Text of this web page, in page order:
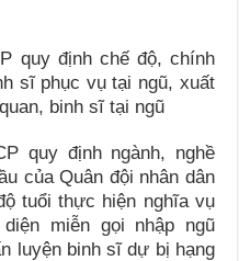
quy định chế độ, chính
sĩ phục vụ tại ngũ, xuất
binh sĩ tại ngũ
quy định ngành, nghề
của Quân đội nhân dân
tuổi thực hiện nghĩa vụ
miễn gọi nhập ngũ
luyện binh sĩ dự bị hạng